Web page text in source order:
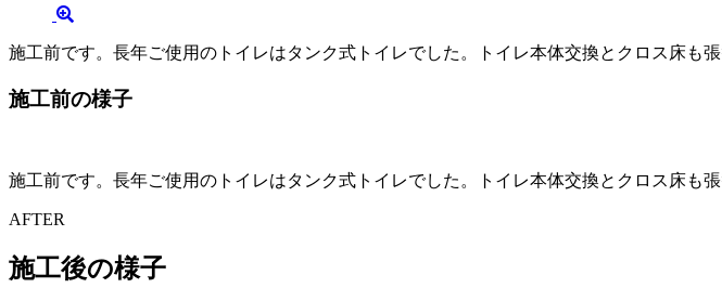
施工前です。長年ご使用のトイレはタンク式トイレでした。トイレ本体交換とクロス床も張
施工前の様子
施工前です。長年ご使用のトイレはタンク式トイレでした。トイレ本体交換とクロス床も張
AFTER
施工後の様子